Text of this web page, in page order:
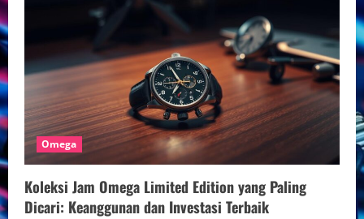
Tangan
Omega
Marketplace
Online:
dan
Terbaik
untuk
Pembeli
Omega
Koleksi Jam Omega Limited Edition yang Paling
Dicari: Keanggunan dan Investasi Terbaik